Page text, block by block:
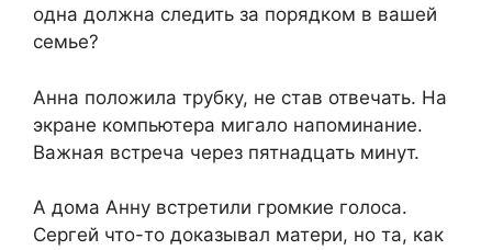
одна должна следить за порядком в вашей
семье?
Анна положила трубку, не став отвечать. На
экране компьютера мигало напоминание.
Важная встреча через пятнадцать минут.
А дома Анну встретили громкие голоса.
Сергей что-то доказывал матери, но та, как